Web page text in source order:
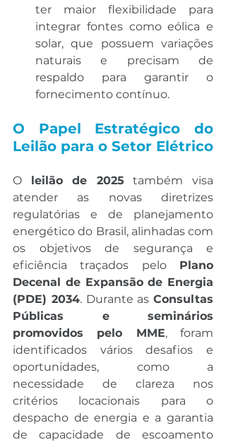
ter maior flexibilidade para
integrar fontes como eólica e
solar, que possuem variações
naturais e precisam de
respaldo para garantir o
fornecimento contínuo.
O Papel Estratégico do
Leilão para o Setor Elétrico
O leilão de 2025 também visa
atender as novas diretrizes
regulatórias e de planejamento
energético do Brasil, alinhadas com
os objetivos de segurança e
eficiência traçados pelo Plano
Decenal de Expansão de Energia
(PDE) 2034. Durante as Consultas
Públicas e seminários
promovidos pelo MME, foram
identificados vários desafios e
oportunidades, como a
necessidade de clareza nos
critérios locacionais para o
despacho de energia e a garantia
de capacidade de escoamento